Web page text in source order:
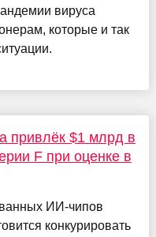
вируса
которые и так
привлёк $1 млрд в
F при оценке в
ИИ-чипов
конкурировать